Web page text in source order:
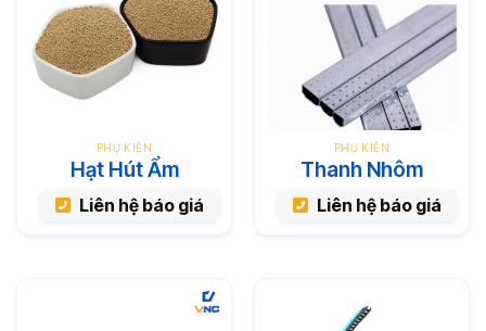
PHỤ KIỆN
Hạt Hút Ẩm
Liên hệ báo giá
PHỤ KIỆN
Thanh Nhôm
Liên hệ báo giá